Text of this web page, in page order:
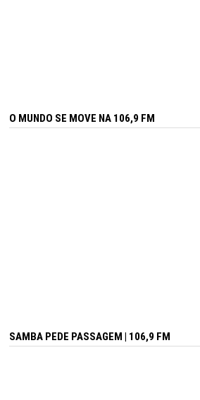
O MUNDO SE MOVE NA 106,9 FM
SAMBA PEDE PASSAGEM | 106,9 FM